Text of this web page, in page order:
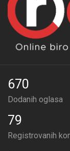
670
Dodanih oglasa
79
Registrovanih